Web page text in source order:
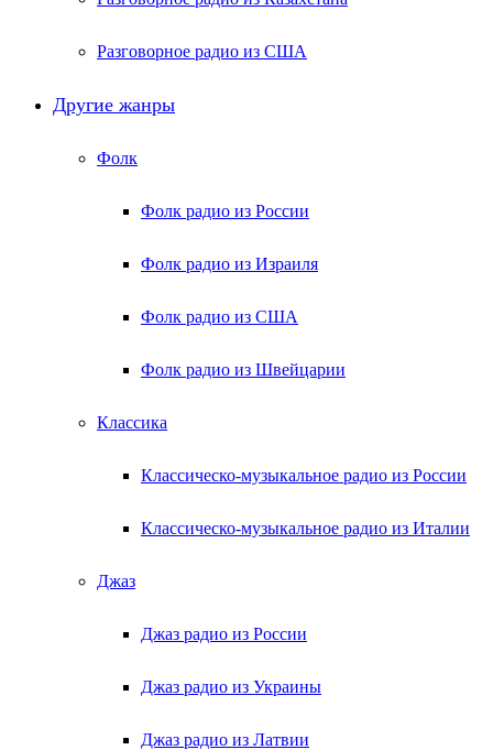
Разговорное радио из США
Другие жанры
Фолк
Фолк радио из России
Фолк радио из Израиля
Фолк радио из США
Фолк радио из Швейцарии
Классика
Классическо-музыкальное радио из России
Классическо-музыкальное радио из Италии
Джаз
Джаз радио из России
Джаз радио из Украины
Джаз радио из Латвии